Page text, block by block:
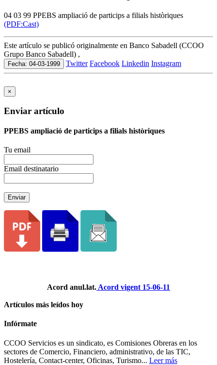
04 03 99 PPEBS ampliació de particips a filials històriques
(PDF:Cast)
Este artículo se publicó originalmente en Banco Sabadell (CCOO
Grupo Banco Sabadell) ,
Fecha: 04-03-1999 Twitter Facebook Linkedin Instagram
×
Enviar artículo
PPEBS ampliació de particips a filials històriques
Tu email
Email destinatario
Enviar
Acord anul.lat. Acord vigent 15-06-11
Artículos más leídos hoy
Infórmate
CCOO Servicios es un sindicato, es Comisiones Obreras en los
sectores de Comercio, Financiero, administrativo, de las TIC,
Hostelería, Contact-center, Oficinas, Turismo... Leer más